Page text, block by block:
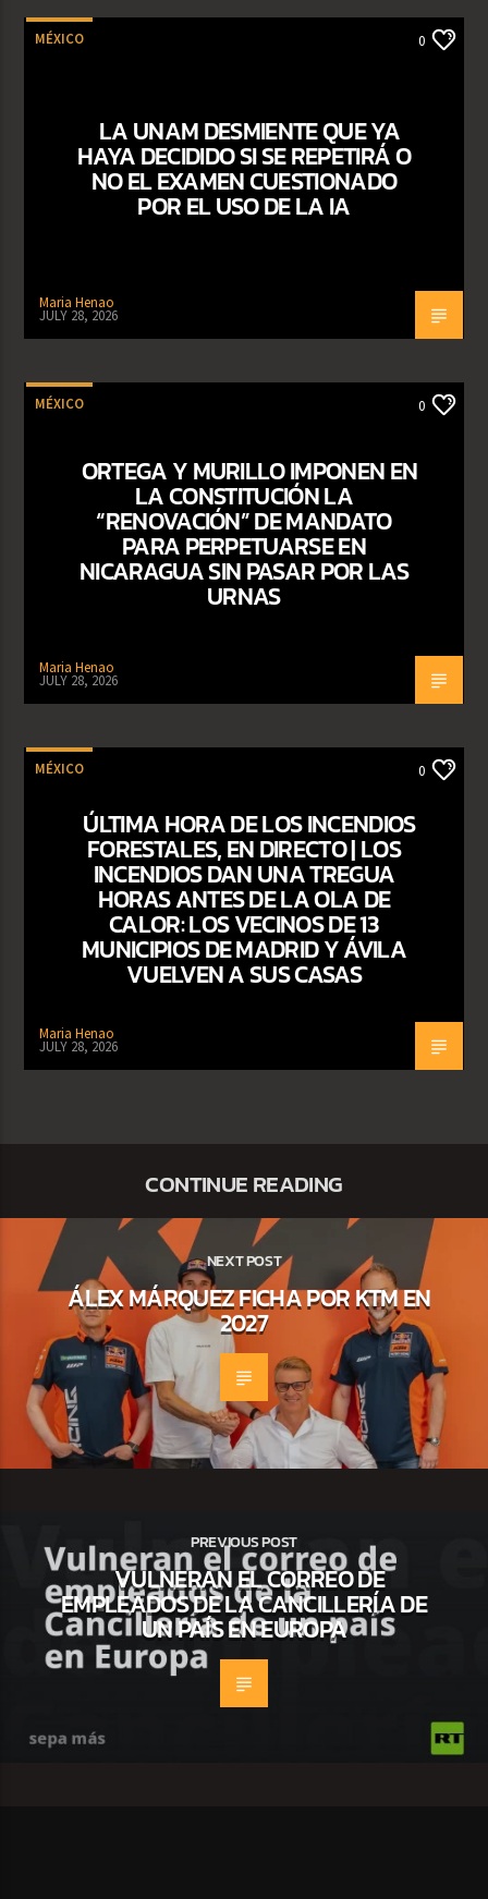
MÉXICO 0
LA UNAM DESMIENTE QUE YA
HAYA DECIDIDO SI SE REPETIRÁ O
NO EL EXAMEN CUESTIONADO
POR EL USO DE LA IA
Maria Henao
JULY 28, 2026
MÉXICO 0
ORTEGA Y MURILLO IMPONEN EN
LA CONSTITUCIÓN LA
“RENOVACIÓN” DE MANDATO
PARA PERPETUARSE EN
NICARAGUA SIN PASAR POR LAS
URNAS
Maria Henao
JULY 28, 2026
MÉXICO 0
ÚLTIMA HORA DE LOS INCENDIOS
FORESTALES, EN DIRECTO | LOS
INCENDIOS DAN UNA TREGUA
HORAS ANTES DE LA OLA DE
CALOR: LOS VECINOS DE 13
MUNICIPIOS DE MADRID Y ÁVILA
VUELVEN A SUS CASAS
Maria Henao
JULY 28, 2026
CONTINUE READING
NEXT POST
ÁLEX MÁRQUEZ FICHA POR KTM EN
2027
PREVIOUS POST
VULNERAN EL CORREO DE
EMPLEADOS DE LA CANCILLERÍA DE
UN PAÍS EN EUROPA